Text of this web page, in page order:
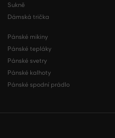
Sukně
Dámská trička
Pánské mikiny
Pánské tepláky
Pánské svetry
Pánské kalhoty
Pánské spodní prádlo